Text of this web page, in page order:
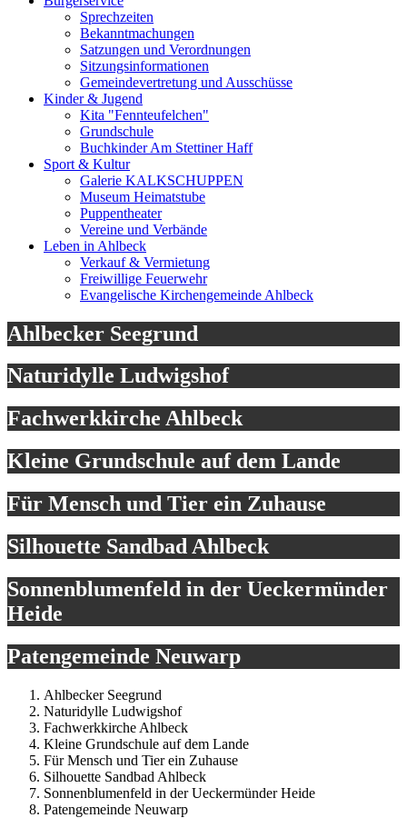
Sprechzeiten
Bekanntmachungen
Satzungen und Verordnungen
Sitzungsinformationen
Gemeindevertretung und Ausschüsse
Kinder & Jugend
Kita "Fennteufelchen"
Grundschule
Buchkinder Am Stettiner Haff
Sport & Kultur
Galerie KALKSCHUPPEN
Museum Heimatstube
Puppentheater
Vereine und Verbände
Leben in Ahlbeck
Verkauf & Vermietung
Freiwillige Feuerwehr
Evangelische Kirchengemeinde Ahlbeck
Ahlbecker Seegrund
Naturidylle Ludwigshof
Fachwerkkirche Ahlbeck
Kleine Grundschule auf dem Lande
Für Mensch und Tier ein Zuhause
Silhouette Sandbad Ahlbeck
Sonnenblumenfeld in der Ueckermünder
Heide
Patengemeinde Neuwarp
Ahlbecker Seegrund
Naturidylle Ludwigshof
Fachwerkkirche Ahlbeck
Kleine Grundschule auf dem Lande
Für Mensch und Tier ein Zuhause
Silhouette Sandbad Ahlbeck
Sonnenblumenfeld in der Ueckermünder Heide
Patengemeinde Neuwarp